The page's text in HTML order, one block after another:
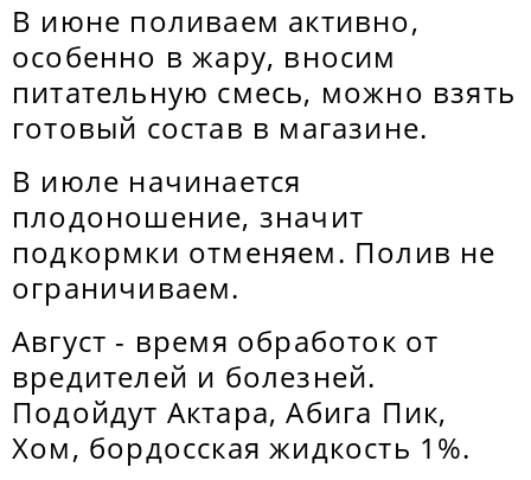
В июне поливаем активно,
особенно в жару, вносим
питательную смесь, можно взять
готовый состав в магазине.
В июле начинается
плодоношение, значит
подкормки отменяем. Полив не
ограничиваем.
Август - время обработок от
вредителей и болезней.
Подойдут Актара, Абига Пик,
Хом, бордосская жидкость 1%.